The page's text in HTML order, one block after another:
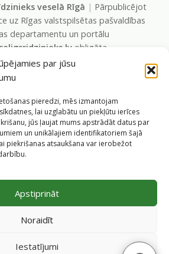
par jūsu
pieredzi, mēs izmantojam
lai uzglabātu un piekļūtu ierīces
jūs ļaujat mums apstrādāt datus par
un unikālajiem identifikatoriem šajā
piekrišanas atsaukšana var ierobežot
Apstiprināt
Noraidīt
Iestatījumi
veselā Rīgā | Pārpublicējot
uz Rīgas valstspilsētas pašvaldības
departamentu un portālu
obligāta.
administrē Rīgas valstspilsētas
departaments (Rīga, Baznīcas iela